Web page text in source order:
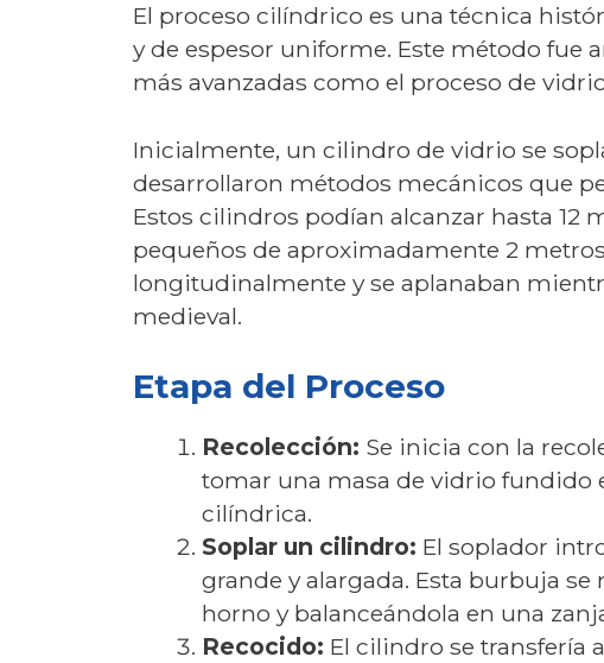
El proceso cilíndrico es una técnica
y de espesor uniforme. Este método fue
más avanzadas como el proceso de
Inicialmente, un cilindro de vidrio se
desarrollaron métodos mecánicos que
Estos cilindros podían alcanzar hasta 12
pequeños de aproximadamente 2
longitudinalmente y se aplanaban
medieval.
Etapa del Proceso
Recolección: Se inicia con la
tomar una masa de vidrio fundido
cilíndrica.
Soplar un cilindro: El soplador
grande y alargada. Esta burbuja
horno y balanceándola en una
Recocido: El cilindro se transfería